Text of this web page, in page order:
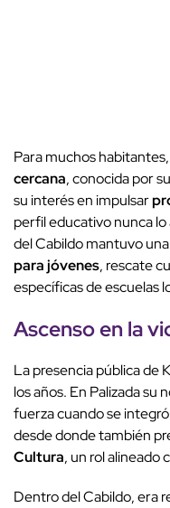
Para muchos
cercana, conocida por
su interés en impulsar
perfil educativo nunca
del Cabildo mantuvo
para jóvenes, rescate
específicas de escuelas
Ascenso en la
La presencia pública de
los años. En Palizada su
fuerza cuando se
desde donde también
Cultura, un rol alineado
Dentro del Cabildo, era